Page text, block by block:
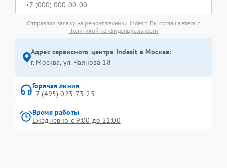
Отправляя заявку на ремонт техники Indesit, Вы соглашаетесь с
Политикой конфиденциальности
Адрес сервисного центра Indesit в Москве:
г. Москва, ул. Чаянова 18
Горячая линия
+7 (495) 023-73-25
Время работы
Ежедневно с 9:00 до 21:00